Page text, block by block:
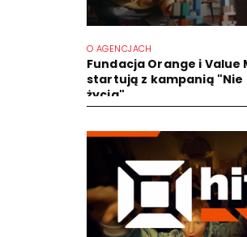
O AGENCJACH
Fundacja Orange i Value
startują z kampanią
życia"